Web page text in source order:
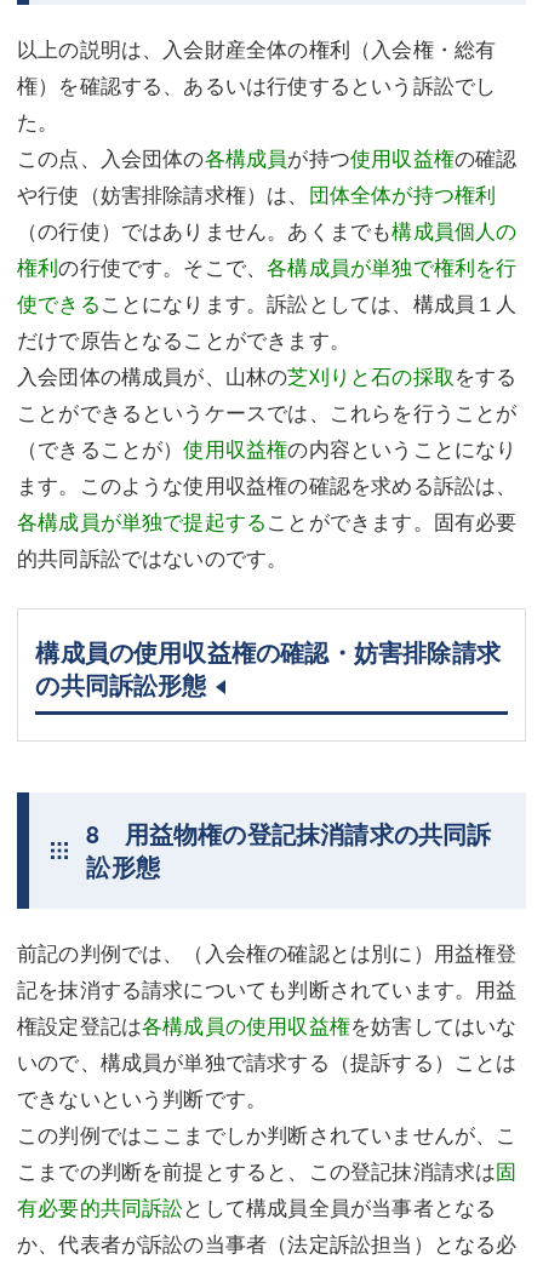
以上の説明は、入会財産全体の権利（入会権・総有
権）を確認する、あるいは行使するという訴訟でし
た。
この点、入会団体の各構成員が持つ使用収益権の確認
や行使（妨害排除請求権）は、 団体全体が持つ権利
（の行使）ではありません。あくまでも構成員個人の
権利の行使です。そこで、各構成員が単独で権利を行
使できることになります。訴訟としては、構成員１人
だけで原告となることができます。
入会団体の構成員が、山林の芝刈りと石の採取をする
ことができるというケースでは、これらを行うことが
（できることが）使用収益権の内容ということになり
ます。このような使用収益権の確認を求める訴訟は、
各構成員が単独で提起することができます。固有必要
的共同訴訟ではないのです。
構成員の使用収益権の確認・妨害排除請求
の共同訴訟形態
8 用益物権の登記抹消請求の共同訴
訟形態
前記の判例では、（入会権の確認とは別に）用益権登
記を抹消する請求についても判断されています。用益
権設定登記は各構成員の使用収益権を妨害してはいな
いので、構成員が単独で請求する（提訴する）ことは
できないという判断です。
この判例ではここまでしか判断されていませんが、こ
こまでの判断を前提とすると、この登記抹消請求は固
有必要的共同訴訟として構成員全員が当事者となる
か、代表者が訴訟の当事者（法定訴訟担当）となる必